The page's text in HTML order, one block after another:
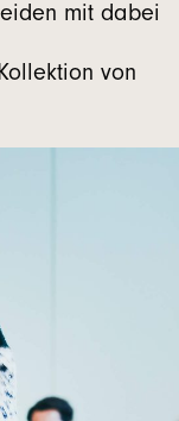
mit dabei
von